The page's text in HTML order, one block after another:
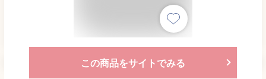
この商品をサイトでみる